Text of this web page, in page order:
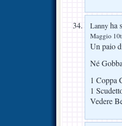
Lanny ha
Maggio
Un paio
Né
1 Coppa
1
Vedere